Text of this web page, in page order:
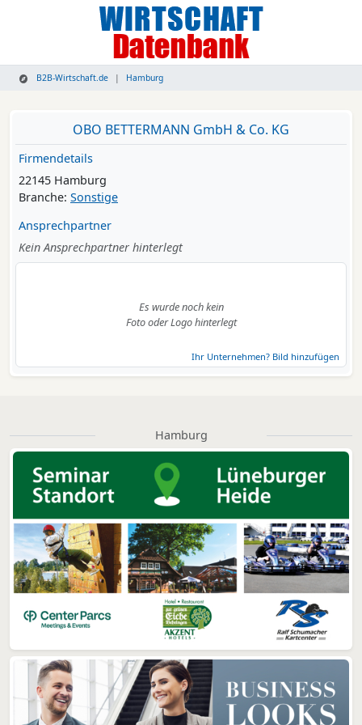
B2B-Wirtschaft.de Hamburg
OBO BETTERMANN GmbH & Co. KG
Firmendetails
22145 Hamburg
Branche: Sonstige
Ansprechpartner
Kein Ansprechpartner hinterlegt
Es wurde noch kein
Foto oder Logo hinterlegt
Ihr Unternehmen? Bild hinzufügen
Hamburg